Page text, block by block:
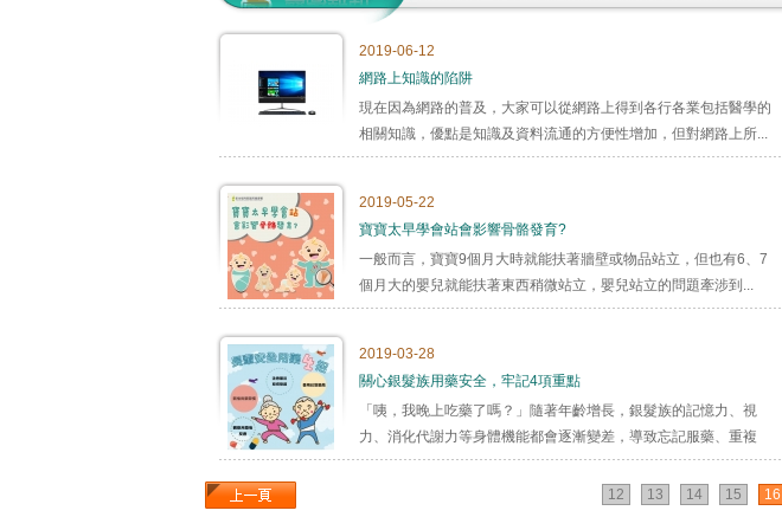
2019-06-12
網路上知識的陷阱
現在因為網路的普及，大家可以從網路上得到各行各業包括醫學的
相關知識，優點是知識及資料流通的方便性增加，但對網路上所...
2019-05-22
寶寶太早學會站會影響骨骼發育?
一般而言，寶寶9個月大時就能扶著牆壁或物品站立，但也有6、7
個月大的嬰兒就能扶著東西稍微站立，嬰兒站立的問題牽涉到...
2019-03-28
關心銀髮族用藥安全，牢記4項重點
「咦，我晚上吃藥了嗎？」隨著年齡增長，銀髮族的記憶力、視
力、消化代謝力等身體機能都會逐漸變差，導致忘記服藥、重複
服...
12 13 14 15 16